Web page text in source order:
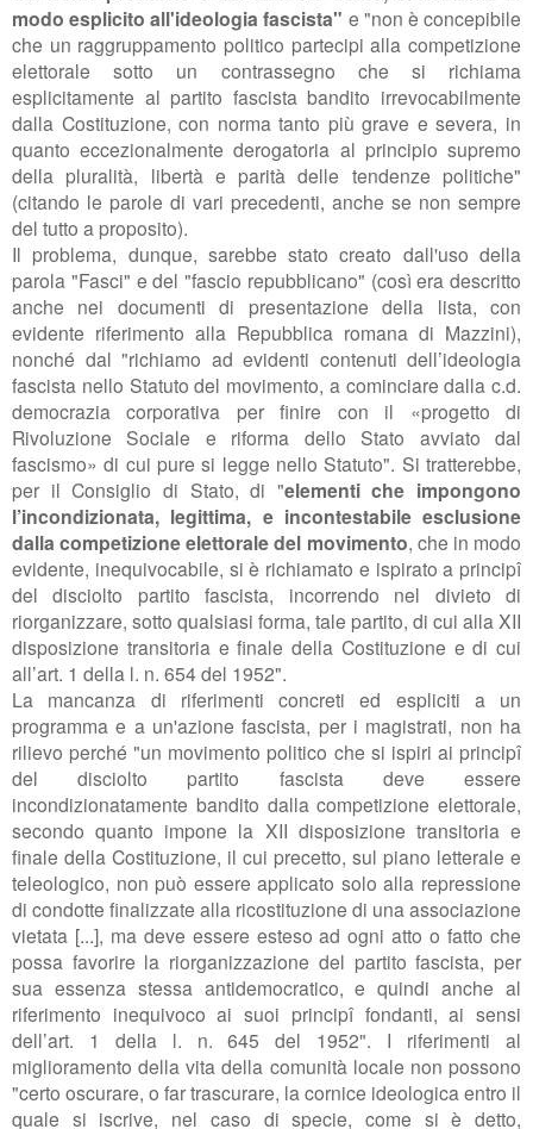
modo esplicito all'ideologia fascista" e "non è concepibile
che un raggruppamento politico partecipi alla competizione
elettorale sotto un contrassegno che si richiama
esplicitamente al partito fascista bandito irrevocabilmente
dalla Costituzione, con norma tanto più grave e severa, in
quanto eccezionalmente derogatoria al principio supremo
della pluralità, libertà e parità delle tendenze politiche"
(citando le parole di vari precedenti, anche se non sempre
del tutto a proposito).
Il problema, dunque, sarebbe stato creato dall'uso della
parola "Fasci" e del "fascio repubblicano" (così era descritto
anche nei documenti di presentazione della lista, con
evidente riferimento alla Repubblica romana di Mazzini),
nonché dal "richiamo ad evidenti contenuti dell’ideologia
fascista nello Statuto del movimento, a cominciare dalla c.d.
democrazia corporativa per finire con il «progetto di
Rivoluzione Sociale e riforma dello Stato avviato dal
fascismo» di cui pure si legge nello Statuto". Si tratterebbe,
per il Consiglio di Stato, di "elementi che impongono
l’incondizionata, legittima, e incontestabile esclusione
dalla competizione elettorale del movimento, che in modo
evidente, inequivocabile, si è richiamato e ispirato a principî
del disciolto partito fascista, incorrendo nel divieto di
riorganizzare, sotto qualsiasi forma, tale partito, di cui alla XII
disposizione transitoria e finale della Costituzione e di cui
all’art. 1 della l. n. 654 del 1952".
La mancanza di riferimenti concreti ed espliciti a un
programma e a un'azione fascista, per i magistrati, non ha
rilievo perché "un movimento politico che si ispiri ai principî
del disciolto partito fascista deve essere
incondizionatamente bandito dalla competizione elettorale,
secondo quanto impone la XII disposizione transitoria e
finale della Costituzione, il cui precetto, sul piano letterale e
teleologico, non può essere applicato solo alla repressione
di condotte finalizzate alla ricostituzione di una associazione
vietata [...], ma deve essere esteso ad ogni atto o fatto che
possa favorire la riorganizzazione del partito fascista, per
sua essenza stessa antidemocratico, e quindi anche al
riferimento inequivoco ai suoi principî fondanti, ai sensi
dell’art. 1 della l. n. 645 del 1952". I riferimenti al
miglioramento della vita della comunità locale non possono
"certo oscurare, o far trascurare, la cornice ideologica entro il
quale si iscrive, nel caso di specie, come si è detto,